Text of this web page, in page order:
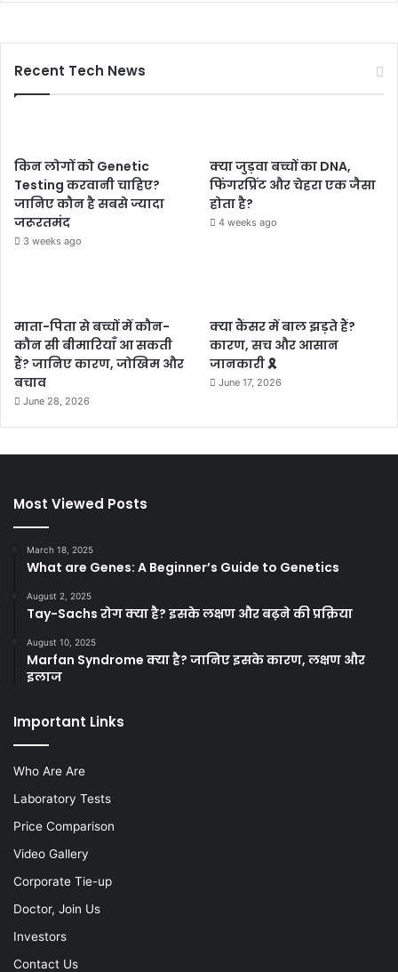
Recent Tech News
किन लोगों को Genetic
Testing करवानी चाहिए?
जानिए कौन है सबसे ज्यादा
जरूरतमंद
3 weeks ago
क्या जुड़वा बच्चों का DNA,
फिंगरप्रिंट और चेहरा एक जैसा
होता है?
4 weeks ago
माता-पिता से बच्चों में कौन-
कौन सी बीमारियाँ आ सकती
हैं? जानिए कारण, जोखिम और
बचाव
June 28, 2026
क्या कैंसर में बाल झड़ते हैं?
कारण, सच और आसान
जानकारी 🎗️
June 17, 2026
Most Viewed Posts
March 18, 2025
What are Genes: A Beginner’s Guide to Genetics
August 2, 2025
Tay-Sachs रोग क्या है? इसके लक्षण और बढ़ने की प्रक्रिया
August 10, 2025
Marfan Syndrome क्या है? जानिए इसके कारण, लक्षण और
इलाज
Important Links
Who Are Are
Laboratory Tests
Price Comparison
Video Gallery
Corporate Tie-up
Doctor, Join Us
Investors
Contact Us